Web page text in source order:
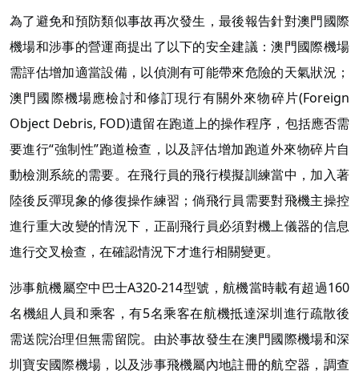
為了避免和預防類似事故再次發生，最後報告針對澳門國際
機場和涉事的營運商提出了以下的安全建議：澳門國際機場
需評估增加適當設備，以偵測有可能帶來危險的天氣狀況；
澳門國際機場應檢討和修訂現行有關外來物碎片(Foreign
Object Debris, FOD)遺留在跑道上的操作程序，包括應否需
要進行“強制性”跑道檢查，以及評估增加跑道外來物碎片自
動檢測系統的需要。在飛行員的飛行模擬訓練當中，加入著
陸後反彈現象的修復操作練習；倘飛行員需要對飛機主操控
進行重大改變的情況下，正副飛行員必須對機上儀器的信息
進行交叉檢查，在確認情況下才進行相關變更。
涉事航機屬空中巴士A320-214型號，航機當時載有超過160
名機組人員和乘客，有5名乘客在航機抵達深圳進行疏散後
需送院治理但無需留院。由於事故發生在澳門國際機場和深
圳寶安國際機場，以及涉事飛機屬內地註冊的航空器，調查